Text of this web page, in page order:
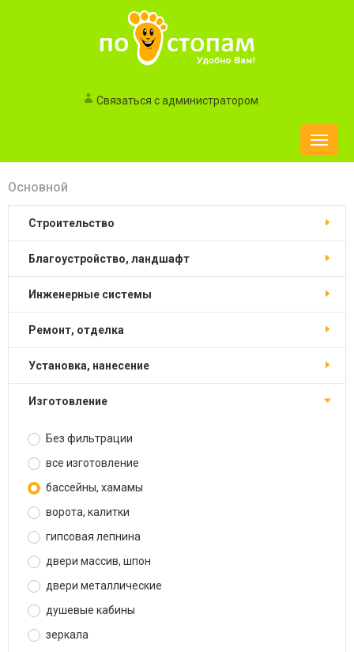
Связаться с администратором
Toggle
Основной
строительство
благоустройство, ландшафт
инженерные системы
ремонт, отделка
установка, нанесение
изготовление
Без фильтрации
все изготовление
бассейны, хамамы
ворота, калитки
гипсовая лепнина
двери массив, шпон
двери металлические
душевые кабины
зеркала